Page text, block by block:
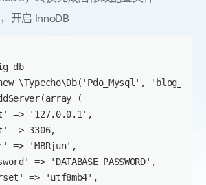
，开启 InnoDB
db
\Typecho\Db( 'Pdo_Mysql' , 'blog_'
(array (
=> '127.0.0.1' ,
=> 3306,
=> 'MBRjun' ,
=> 'DATABASE PASSWORD' ,
=> 'utf8mb4' ,